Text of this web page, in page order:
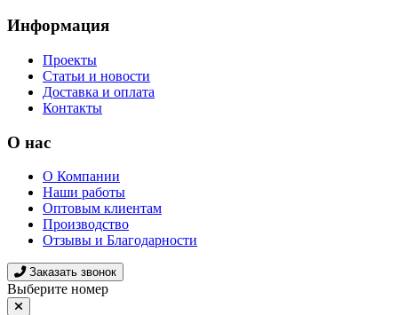
Информация
Проекты
Статьи и новости
Доставка и оплата
Контакты
О нас
О Компании
Наши работы
Оптовым клиентам
Производство
Отзывы и Благодарности
Заказать звонок
Выберите номер